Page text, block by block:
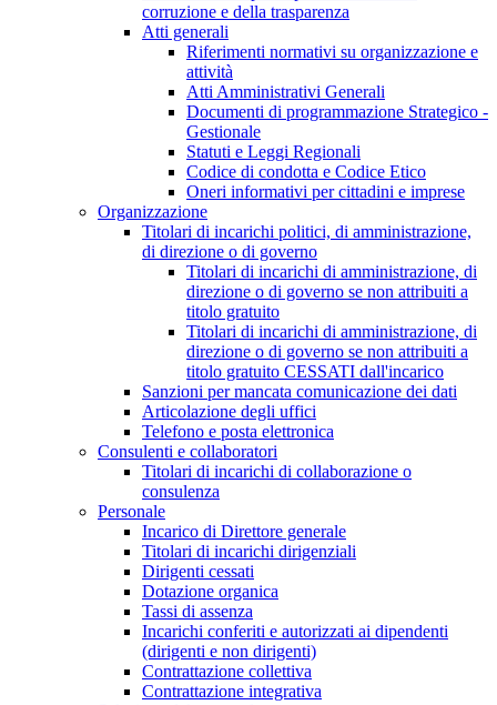
corruzione e della trasparenza
Atti generali
Riferimenti normativi su organizzazione e
attività
Atti Amministrativi Generali
Documenti di programmazione Strategico -
Gestionale
Statuti e Leggi Regionali
Codice di condotta e Codice Etico
Oneri informativi per cittadini e imprese
Organizzazione
Titolari di incarichi politici, di amministrazione,
di direzione o di governo
Titolari di incarichi di amministrazione, di
direzione o di governo se non attribuiti a
titolo gratuito
Titolari di incarichi di amministrazione, di
direzione o di governo se non attribuiti a
titolo gratuito CESSATI dall'incarico
Sanzioni per mancata comunicazione dei dati
Articolazione degli uffici
Telefono e posta elettronica
Consulenti e collaboratori
Titolari di incarichi di collaborazione o
consulenza
Personale
Incarico di Direttore generale
Titolari di incarichi dirigenziali
Dirigenti cessati
Dotazione organica
Tassi di assenza
Incarichi conferiti e autorizzati ai dipendenti
(dirigenti e non dirigenti)
Contrattazione collettiva
Contrattazione integrativa